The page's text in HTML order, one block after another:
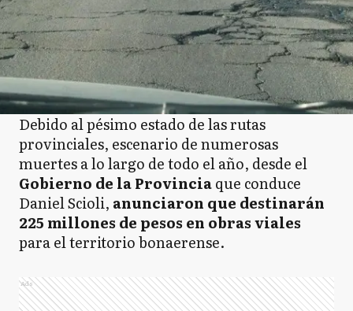
Debido al pésimo estado de las rutas
provinciales, escenario de numerosas
muertes a lo largo de todo el año, desde el
Gobierno de la Provinciaque conduce
Daniel Scioli, anunciaron que destinarán
225 millones de pesos en obras viales
para el territorio bonaerense.
Ads